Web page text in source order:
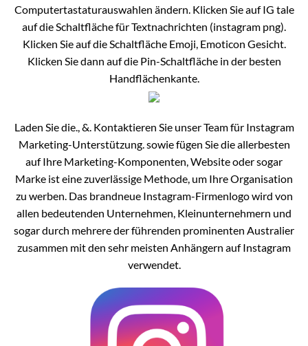
Computertastaturauswahlen ändern. Klicken Sie auf IG tale
auf die Schaltfläche für Textnachrichten (instagram png).
Klicken Sie auf die Schaltfläche Emoji, Emoticon Gesicht.
Klicken Sie dann auf die Pin-Schaltfläche in der besten
Handflächenkante.
Laden Sie die., &. Kontaktieren Sie unser Team für Instagram
Marketing-Unterstützung. sowie fügen Sie die allerbesten
auf Ihre Marketing-Komponenten, Website oder sogar
Marke ist eine zuverlässige Methode, um Ihre Organisation
zu werben. Das brandneue Instagram-Firmenlogo wird von
allen bedeutenden Unternehmen, Kleinunternehmern und
sogar durch mehrere der führenden prominenten Australier
zusammen mit den sehr meisten Anhängern auf Instagram
verwendet.